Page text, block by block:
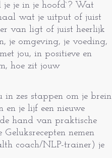
je je in je hoofd`? Wat
wat je uitput of juist
van ligt of juist heerlijk
je omgeving, je voeding,
jou, in positieve en
hoe zit jouw
in zes stappen om je brein
en je lijf een nieuwe
hand van praktische
nemen
coach/NLP-trainer) je